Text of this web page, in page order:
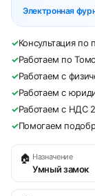
Электронная
✓Консультация
✓Работаем по
✓Работаем с
✓Работаем с
✓Работаем с НДС
✓Помогаем
🏠 Назначение
Умный замок